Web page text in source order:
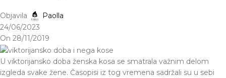
Objavila
Paolla
24/06/2023
On 28/11/2019
U viktorijansko doba ženska kosa se smatrala važnim delom
izgleda svake žene. Časopisi iz tog vremena sadržali su u sebi